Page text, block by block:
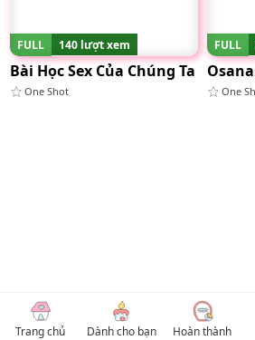
Trang chủ Dành cho bạn Hoàn thành
FULL 140 lượt xem
Bài Học Sex Của Chúng Ta
One Shot
FULL
One